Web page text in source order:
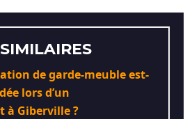
de garde-meuble est-
lors d’un
à Giberville ?